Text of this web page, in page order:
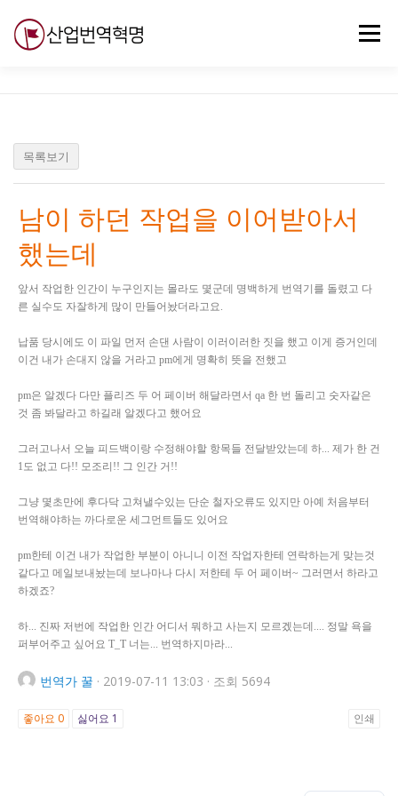
메뉴
목록보기
남이 하던 작업을 이어받아서
했는데
앞서 작업한 인간이 누구인지는 몰라도 몇군데 명백하게 번역기를 돌렸고 다
른 실수도 자잘하게 많이 만들어놨더라고요.
납품 당시에도 이 파일 먼저 손댄 사람이 이러이러한 짓을 했고 이게 증거인데
이건 내가 손대지 않을 거라고 pm에게 명확히 뜻을 전했고
pm은 알겠다 다만 플리즈 두 어 페이버 해달라면서 qa 한 번 돌리고 숫자같은
것 좀 봐달라고 하길래 알겠다고 했어요
그러고나서 오늘 피드백이랑 수정해야할 항목들 전달받았는데 하... 제가 한 건
1도 없고 다!! 모조리!! 그 인간 거!!
그냥 몇초만에 후다닥 고쳐낼수있는 단순 철자오류도 있지만 아예 처음부터
번역해야하는 까다로운 세그먼트들도 있어요
pm한테 이건 내가 작업한 부분이 아니니 이전 작업자한테 연락하는게 맞는것
같다고 메일보내놨는데 보나마나 다시 저한테 두 어 페이버~ 그러면서 하라고
하겠죠?
하... 진짜 저번에 작업한 인간 어디서 뭐하고 사는지 모르겠는데.... 정말 욕을
퍼부어주고 싶어요 T_T 너는... 번역하지마라...
번역가 꿀 · 2019-07-11 13:03 · 조회 5694
좋아요 0 싫어요 1 인쇄